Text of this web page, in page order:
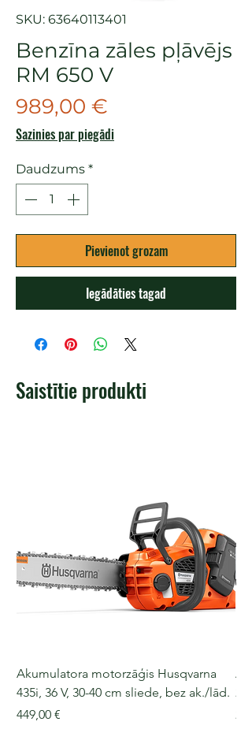
SKU: 63640113401
Benzīna zāles pļāvējs
RM 650 V
989,00 €
Sazinies par piegādi
Daudzums *
Pievienot grozam
Iegādāties tagad
Saistītie produkti
Akumulatora motorzāģis Husqvarna
435i, 36 V, 30-40 cm sliede, bez ak./lād.
Cena
449,00 €